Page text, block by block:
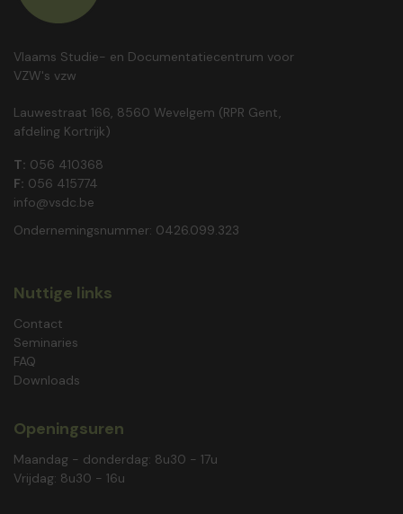
Vlaams Studie- en Documentatiecentrum voor
VZW's vzw
Lauwestraat 166, 8560 Wevelgem (RPR Gent,
afdeling Kortrijk)
T: 056 410368
F: 056 415774
info@vsdc.be
Ondernemingsnummer: 0426.099.323
Nuttige links
Contact
Seminaries
FAQ
Downloads
Openingsuren
Maandag - donderdag: 8u30 - 17u
Vrijdag: 8u30 - 16u